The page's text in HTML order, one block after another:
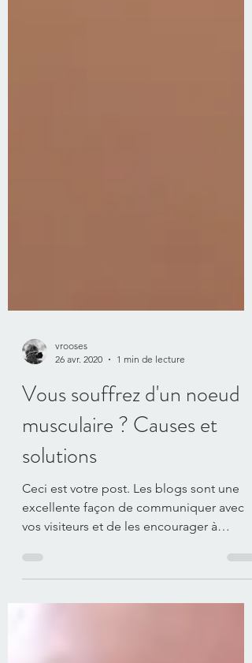
26 avr. 2020
1 min de lecture
Vous souffrez d'un noeud
musculaire ? Causes et
solutions
Ceci est votre post. Les blogs sont une
vos visiteurs et de les encourager à
revenir. Ils peuvent...